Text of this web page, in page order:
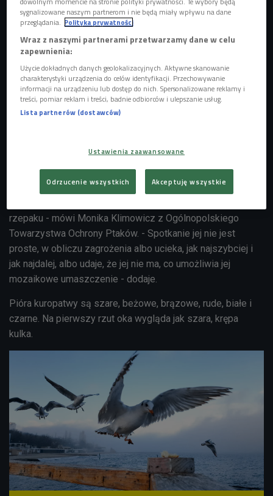
Foto: Pixabay
Kuropatwy są dość płochliwe, ale są też mistrzami
kamuflażu. - To ptak związany ze środowiskiem wiejskim,
rzepaku - mówi Monika Klimowicz z Ogólnopolskiego
Towarzystwa Ochrony Ptaków. - Spotkanie jej nie jest
proste, w obliczu zagrożenia albo ucieka, jak najszybciej i
jak najdalej, albo udaje, że jej nie ma, co umożliwia jej
mozaikowe umaszczenie - dodaje.
Pióra kuropatwy są szare, beżowe, brązowe, rude, białe i
czarne. Na pierwszy rzut oka wygląda jak szara, krępa
kulka.
sygnalizowane naszym partnerom i nie będą miały wpływu na dane
przeglądania. Polityka prywatności
Wraz z naszymi partnerami przetwarzamy dane w celu
zapewnienia:
Użycie dokładnych danych geolokalizacyjnych. Aktywne skanowanie
charakterystyki urządzenia do celów identyfikacji. Przechowywanie
informacji na urządzeniu lub dostęp do nich. Spersonalizowane reklamy i
treści, pomiar reklam i treści, badnie odbiorców i ulepszanie usług.
Lista partnerów (dostawców)
Ustawienia zaawansowane
Odrzucenie wszystkich Akceptuję wszystkie